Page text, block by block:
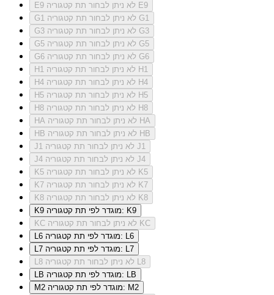
E9
לא ניתן לבחור תת קטגוריה E9
G1
לא ניתן לבחור תת קטגוריה G1
G3
לא ניתן לבחור תת קטגוריה G3
G5
לא ניתן לבחור תת קטגוריה G5
G6
לא ניתן לבחור תת קטגוריה G6
H1
לא ניתן לבחור תת קטגוריה H1
H4
לא ניתן לבחור תת קטגוריה H4
H5
לא ניתן לבחור תת קטגוריה H5
H8
לא ניתן לבחור תת קטגוריה H8
HA
לא ניתן לבחור תת קטגוריה HA
HB
לא ניתן לבחור תת קטגוריה HB
J1
לא ניתן לבחור תת קטגוריה J1
J4
לא ניתן לבחור תת קטגוריה J4
K5
לא ניתן לבחור תת קטגוריה K5
K7
לא ניתן לבחור תת קטגוריה K7
K8
לא ניתן לבחור תת קטגוריה K8
K9
מוגדר לפי תת קטגוריה: K9
KC
לא ניתן לבחור תת קטגוריה KC
L6
מוגדר לפי תת קטגוריה: L6
L7
מוגדר לפי תת קטגוריה: L7
L8
לא ניתן לבחור תת קטגוריה L8
LB
מוגדר לפי תת קטגוריה: LB
M2
מוגדר לפי תת קטגוריה: M2